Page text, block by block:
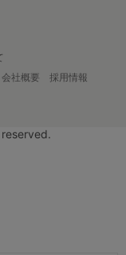
会社概要
採用情報